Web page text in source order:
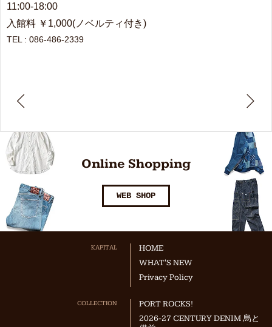
11:00-18:00
入館料 ￥1,000(ノベルティ付き)
TEL : 086-486-2339
Online Shopping
WEB SHOP
KAPITAL
HOME
WHAT'S NEW
Privacy Policy
COLLECTION
PORT ROCKS!
2026-27 CENTURY DENIM 烏と